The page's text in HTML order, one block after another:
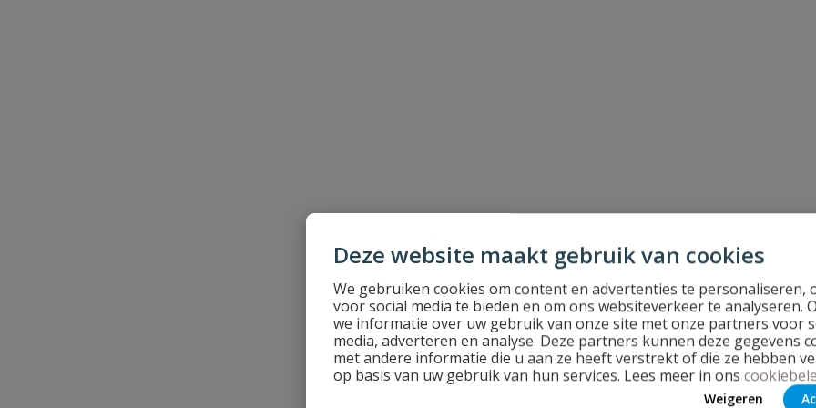
Deze website maakt gebruik van cookies
We gebruiken cookies om content en advertenties te personaliseren,
voor social media te bieden en om ons websiteverkeer te analyseren.
we informatie over uw gebruik van onze site met onze partners voor
media, adverteren en analyse. Deze partners kunnen deze gegevens
met andere informatie die u aan ze heeft verstrekt of die ze hebben
op basis van uw gebruik van hun services. Lees meer in ons
Weigeren